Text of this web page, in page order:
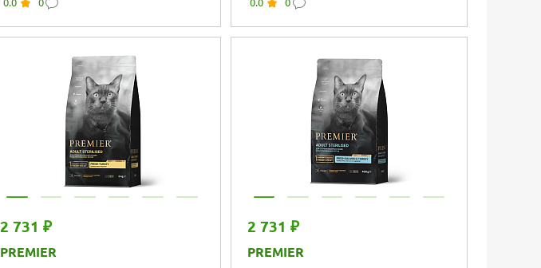
свежее мясо ягненка с индейкой
0.0 0
аллергии, филе лосося с
индейкой
0.0 0
2 731 ₽
PREMIER
2 731 ₽
PREMIER